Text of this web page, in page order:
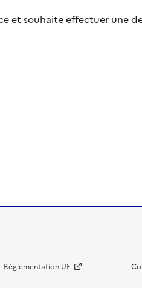
et souhaite effectuer une
Réglementation UE